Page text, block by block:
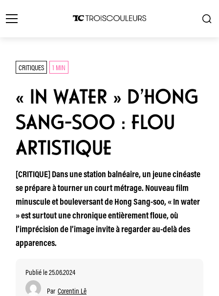
CRITIQUES 1 MIN
« IN WATER » D’HONG
SANG-SOO : FLOU
ARTISTIQUE
[CRITIQUE] Dans une station balnéaire, un jeune cinéaste
se prépare à tourner un court métrage. Nouveau film
minuscule et bouleversant de Hong Sang-soo, « In water
» est surtout une chronique entièrement floue, où
l’imprécision de l’image invite à regarder au-delà des
apparences.
Publié le 25.06.2024
Par Corentin Lê